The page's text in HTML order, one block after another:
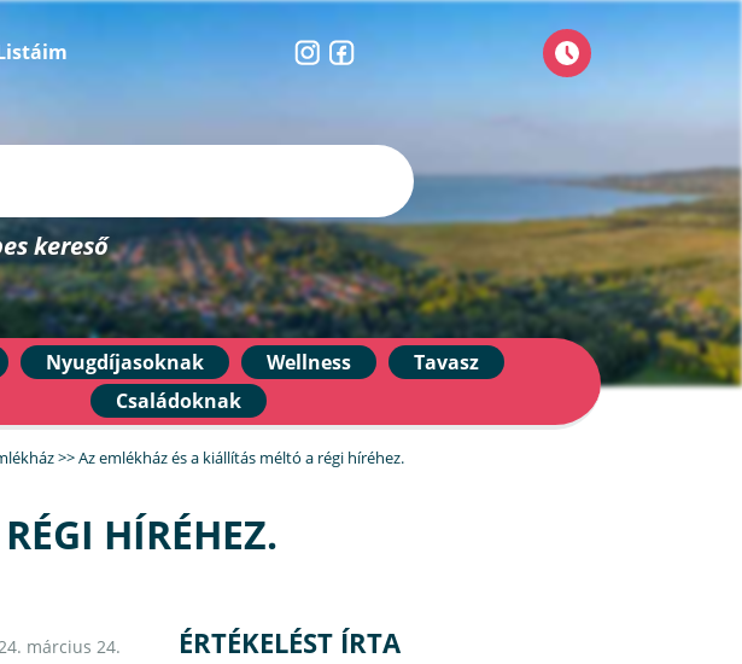
kereső
Nyugdíjasoknak Wellness
Tavasz
Családoknak
>>Az emlékház és a kiállítás méltó a régi híréhez.
HÍRÉHEZ.
március 24. ÉRTÉKELÉST ÍRTA